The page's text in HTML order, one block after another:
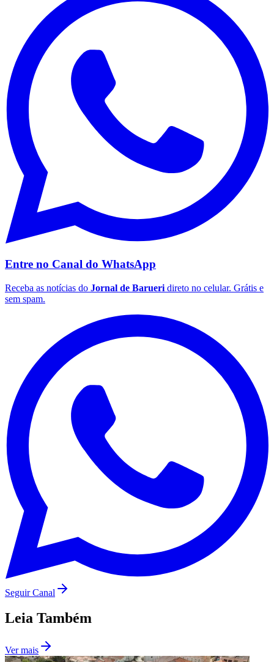
Corinthians
Palmeiras
Entre no Canal do WhatsApp
Receba as notícias do Jornal de Barueri direto no celular. Grátis e
sem spam.
Seguir Canal
Leia Também
Ver mais